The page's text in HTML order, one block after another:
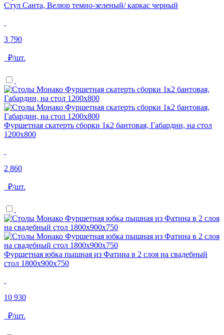
Стул Санта, Велюр темно-зеленый/ каркас черный
3 790
₽/шт.
Фуршетная скатерть сборки 1к2 бантовая, Габардин, на стол
1200x800
2 860
₽/шт.
Фуршетная юбка пышная из Фатина в 2 слоя на свадебный
стол 1800х900х750
10 930
₽/шт.